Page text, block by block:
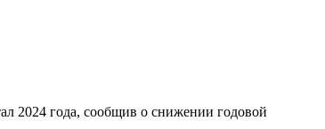
2024 года, сообщив о снижении годовой